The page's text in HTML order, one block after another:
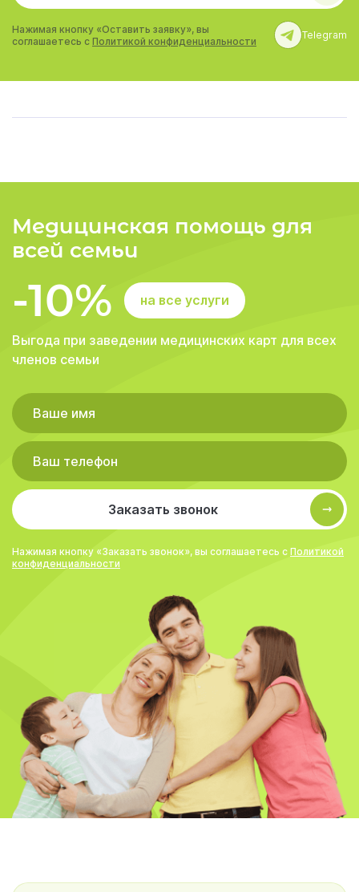
Нажимая кнопку «Оставить заявку», вы
соглашаетесь с Политикой конфиденциальности
Telegram
Медицинская помощь для
всей семьи
-10% на все услуги
Выгода при заведении медицинских карт для всех
членов семьи
Заказать звонок
Нажимая кнопку «Заказать звонок», вы соглашаетесь с Политикой
конфиденциальности